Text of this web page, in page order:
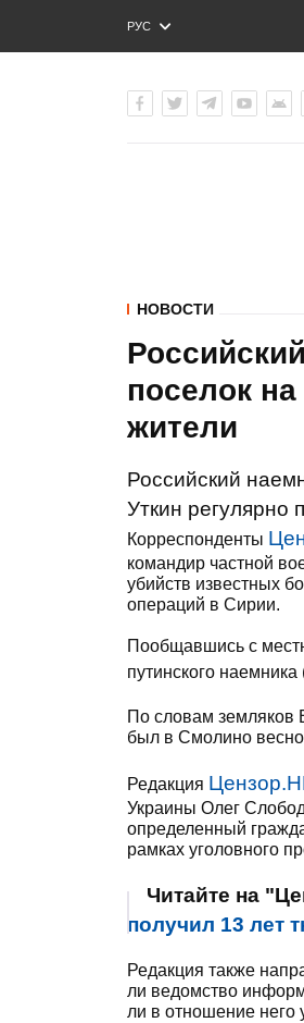
РУС
ENG
НОВОСТИ
поселок
жители
Российский
Уткин регулярно
Корреспонденты
командир частной
убийств известных
операций в Сирии.
Пообщавшись с
путинского
По словам земляков
был в Смолино
Редакция
Украины Олег
определенный
рамках уголовного
Читайте на
получил 13 лет
Редакция также
ли ведомство
ли в отношение него